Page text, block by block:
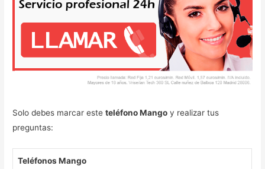
Solo debes marcar esteteléfono Mango y realizar tus
preguntas:
Teléfonos Mango